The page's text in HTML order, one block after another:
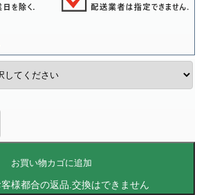
お買い物カゴに追加